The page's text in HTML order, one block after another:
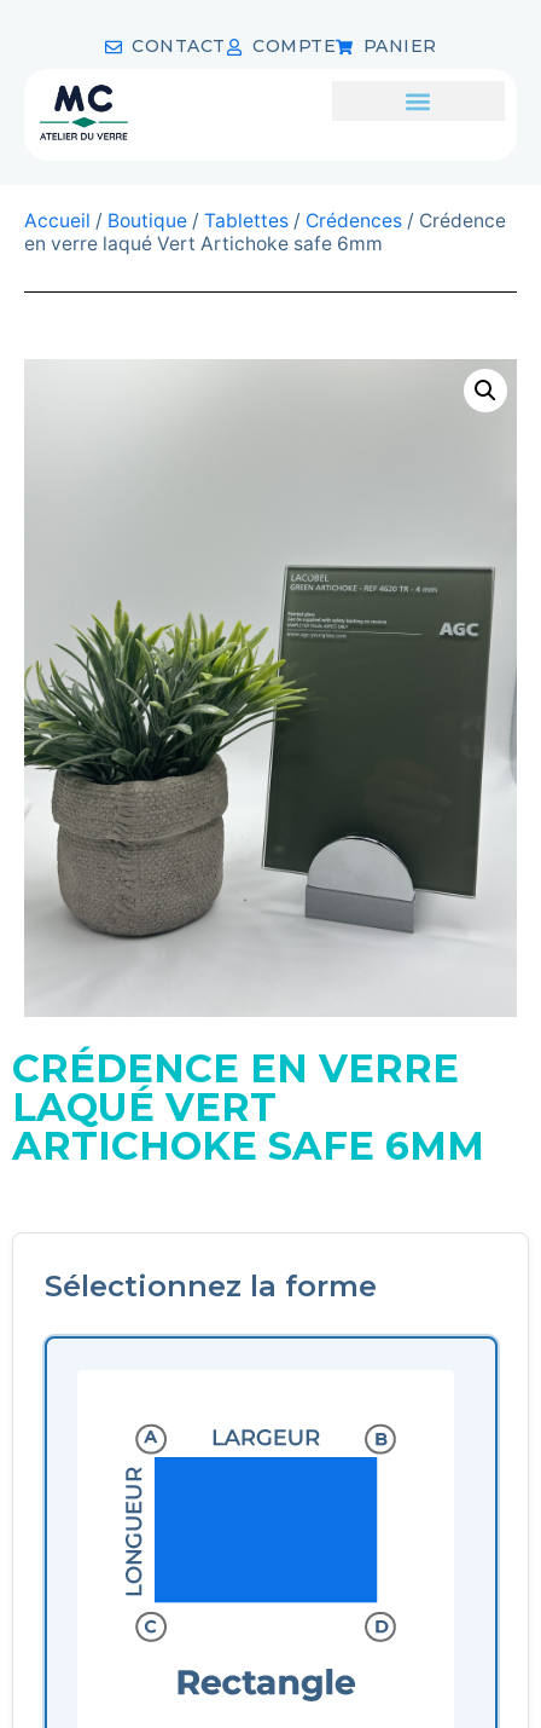
CONTACT COMPTE PANIER
Accueil / Boutique / Tablettes / Crédences / Crédence
en verre laqué Vert Artichoke safe 6mm
CRÉDENCE EN VERRE
LAQUÉ VERT
ARTICHOKE SAFE 6MM
Sélectionnez la forme